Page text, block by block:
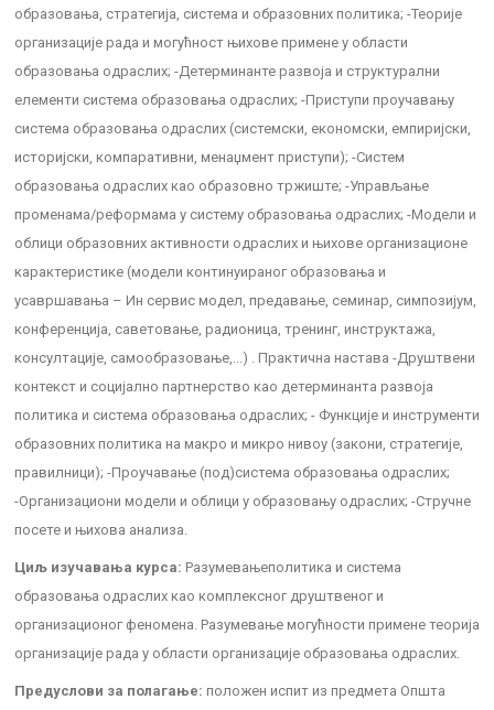
образовања, стратегија, система и образовних политика; -Теорије
организације рада и могућност њихове примене у области
образовања одраслих; -Детерминанте развоја и структурални
елементи система образовања одраслих; -Приступи проучавању
система образовања одраслих (системски, економски, емпиријски,
историјски, компаративни, менаџмент приступи); -Систем
образовања одраслих као образовно тржиште; -Управљање
променама/реформама у систему образовања одраслих; -Модели и
облици образовних активности одраслих и њихове организационе
карактеристике (модели континуираног образовања и
усавршавања – Ин сервис модел, предавање, семинар, симпозијум,
конференција, саветовање, радионица, тренинг, инструктажа,
консултације, самообразовање,...) . Практична настава -Друштвени
контекст и социјално партнерство као детерминанта развоја
политика и система образовања одраслих; - Функције и инструменти
образовних политика на макро и микро нивоу (закони, стратегије,
правилници); -Проучавање (под)система образовања одраслих;
-Организациони модели и облици у образовању одраслих; -Стручне
посете и њихова анализа.
Циљ изучавања курса: Разумевањеполитика и система
образовања одраслих као комплексног друштвеног и
организационог феномена. Разумевање могућности примене теорија
организације рада у области организације образовања одраслих.
Предуслови за полагање: положен испит из предмета Општа